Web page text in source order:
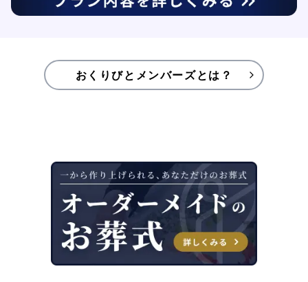
おくりびとメンバーズとは？